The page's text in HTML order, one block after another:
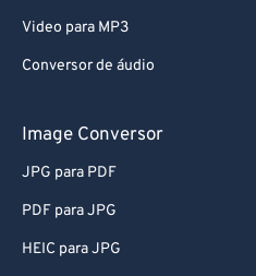
Video para MP3
Conversor de áudio
Image Conversor
JPG para PDF
PDF para JPG
HEIC para JPG